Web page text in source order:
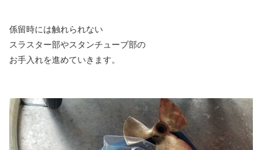
係留時には触れられない
スラスター部やスタンチューブ部の
お手入れを進めていきます。